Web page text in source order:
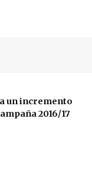
un incremento
2016/17